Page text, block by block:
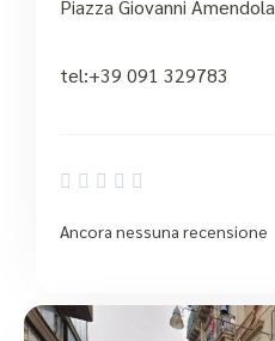
Piazza Giovanni Amendola
tel:+39 091 329783
    
Ancora nessuna recensione